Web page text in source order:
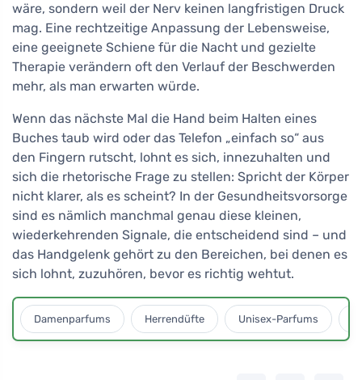
wäre, sondern weil der Nerv keinen langfristigen Druck
mag. Eine rechtzeitige Anpassung der Lebensweise,
eine geeignete Schiene für die Nacht und gezielte
Therapie verändern oft den Verlauf der Beschwerden
mehr, als man erwarten würde.
Wenn das nächste Mal die Hand beim Halten eines
Buches taub wird oder das Telefon „einfach so“ aus
den Fingern rutscht, lohnt es sich, innezuhalten und
sich die rhetorische Frage zu stellen: Spricht der Körper
nicht klarer, als es scheint? In der Gesundheitsvorsorge
sind es nämlich manchmal genau diese kleinen,
wiederkehrenden Signale, die entscheidend sind – und
das Handgelenk gehört zu den Bereichen, bei denen es
sich lohnt, zuzuhören, bevor es richtig wehtut.
Damenparfums Herrendüfte Unisex-Parfums